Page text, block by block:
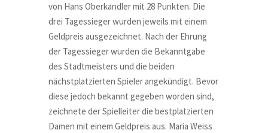
von Hans Oberkandler mit 28 Punkten. Die
drei Tagessieger wurden jeweils mit einem
Geldpreis ausgezeichnet. Nach der Ehrung
der Tagessieger wurden die Bekanntgabe
des Stadtmeisters und die beiden
nächstplatzierten Spieler angekündigt. Bevor
diese jedoch bekannt gegeben worden sind,
zeichnete der Spielleiter die bestplatzierten
Damen mit einem Geldpreis aus. Maria Weiss